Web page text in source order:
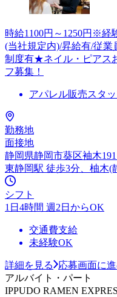
時給1100円～1250円※経
(当社規定内)/昇給有/従業
制度有★ネイル・ピアス
フ募集！
アパレル販売スタ
勤務地
面接地
静岡県静岡市葵区袖木
東静岡駅 徒歩3分、柚木(
シフト
1日4時間 週2日からOK
交通費支給
未経験OK
詳細を見る
応募画面に
アルバイト・パート
IPPUDO RAMEN